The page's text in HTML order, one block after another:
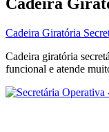
Cadeira Giratória
Cadeira giratória
funcional e atende